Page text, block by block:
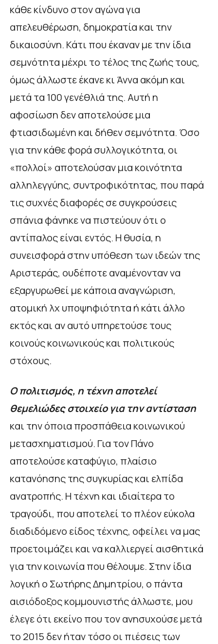
κάθε κίνδυνο στον αγώνα για
απελευθέρωση, δημοκρατία και την
δικαιοσύνη. Κάτι που έκαναν με την ίδια
σεμνότητα μέχρι το τέλος της ζωής τους,
όμως άλλωστε έκανε κι Άννα ακόμη και
μετά τα 100 γενέθλιά της. Αυτή η
αφοσίωση δεν αποτελούσε μια
φτιασιδωμένη και δήθεν σεμνότητα. Όσο
για την κάθε φορά συλλογικότητα, οι
«πολλοί» αποτελούσαν μια κοινότητα
αλληλεγγύης, συντροφικότητας, που παρά
τις συχνές διαφορές σε συγκρούσεις
σπάνια φάνηκε να πιστεύουν ότι ο
αντίπαλος είναι εντός. Η θυσία, η
συνεισφορά στην υπόθεση των ιδεών της
Αριστεράς, ουδέποτε αναμένονταν να
εξαργυρωθεί με κάποια αναγνώριση,
ατομική λχ υποψηφιότητα ή κάτι άλλο
εκτός και αν αυτό υπηρετούσε τους
κοινούς κοινωνικούς και πολιτικούς
στόχους.
Ο πολιτισμός, η τέχνη αποτελεί
θεμελιώδες στοιχείο για την αντίσταση
και την όποια προσπάθεια κοινωνικού
μετασχηματισμού. Για τον Πάνο
αποτελούσε καταφύγιο, πλαίσιο
κατανόησης της συγκυρίας και ελπίδα
ανατροπής. Η τέχνη και ιδιαίτερα το
τραγούδι, που αποτελεί το πλέον εύκολα
διαδιδόμενο είδος τέχνης, οφείλει να μας
προετοιμάζει και να καλλιεργεί αισθητικά
για την κοινωνία που θέλουμε. Στην ίδια
λογική ο Σωτήρης Δημητρίου, ο πάντα
αισιόδοξος κομμουνιστής άλλωστε, μου
έλεγε ότι εκείνο που τον ανησυχούσε μετά
το 2015 δεν ήταν τόσο οι πιέσεις των